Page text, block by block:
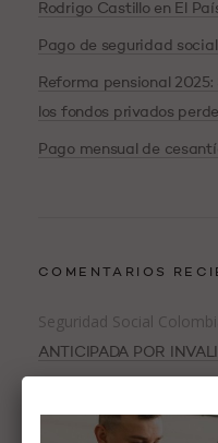
Rodrigo Castillo en El
Pago de seguridad
Reforma pensional
los fondos privados
Pago mensual de
COMENTARIOS
Seguridad Social
ANTICIPADA POR
ANTICIPADA POR